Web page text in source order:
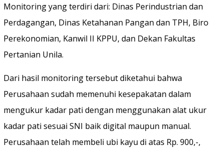
Monitoring yang terdiri dari: Dinas Perindustrian dan
Perdagangan, Dinas Ketahanan Pangan dan TPH, Biro
Perekonomian, Kanwil II KPPU, dan Dekan Fakultas
Pertanian Unila.
Dari hasil monitoring tersebut diketahui bahwa
Perusahaan sudah memenuhi kesepakatan dalam
mengukur kadar pati dengan menggunakan alat ukur
kadar pati sesuai SNI baik digital maupun manual.
Perusahaan telah membeli ubi kayu di atas Rp. 900,-,